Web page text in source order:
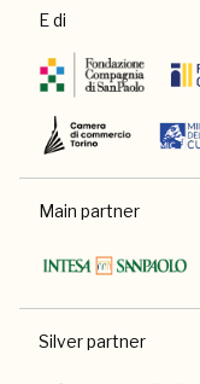
E di
Main partner
Silver partner